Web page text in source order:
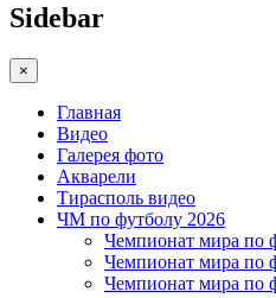
Sidebar
×
Главная
Видео
Галерея фото
Акварели
Тирасполь видео
ЧМ по футболу 2026
Чемпионат мира по
Чемпионат мира по
Чемпионат мира по